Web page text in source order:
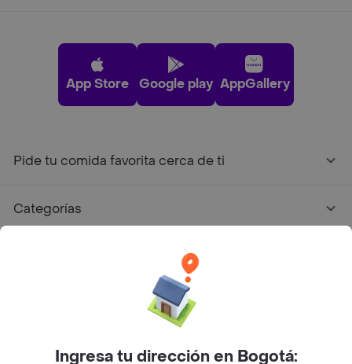
App Store Google play AppGallery
Pide tu comida favorita cerca de ti
Categorías
Facebook
Twitter
Instagram
Ingresa tu dirección en Bogotá: